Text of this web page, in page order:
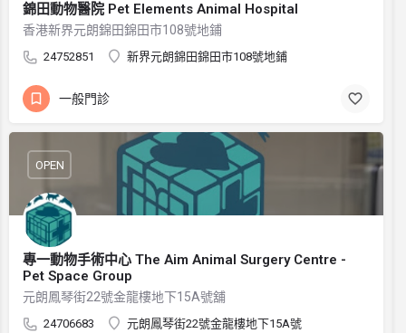
錦田動物醫院 Pet Elements Animal Hospital
香港新界元朗錦田錦田市108號地鋪
24752851 新界元朗錦田錦田市108號地鋪
一般門診
專一動物手術中心 The Aim Animal Surgery Centre -
Pet Space Group
元朗鳳琴街22號金龍樓地下15A號舖
24706683 元朗鳳琴街22號金龍樓地下15A號
OPEN